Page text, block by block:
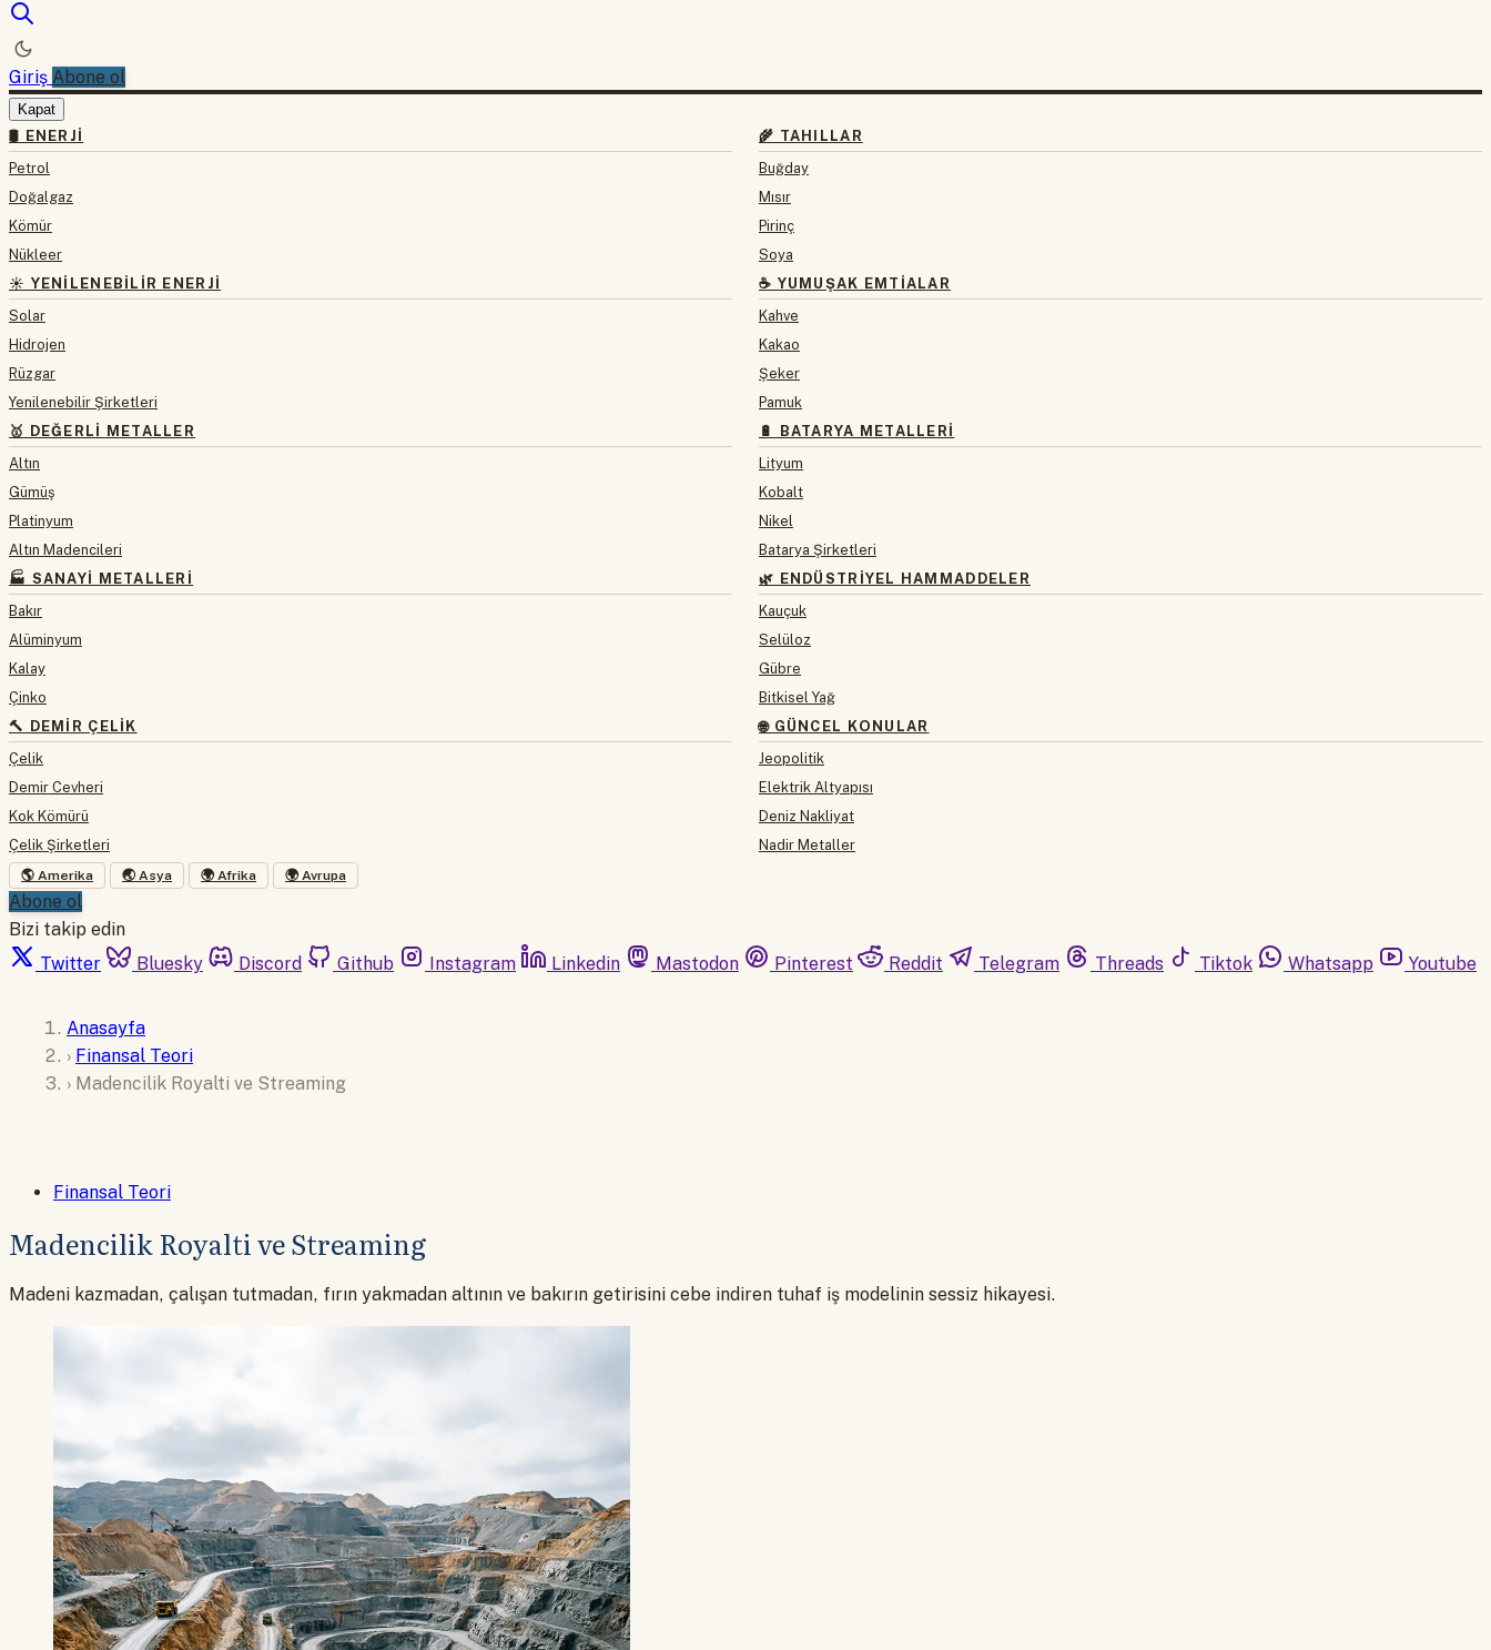
Giriş Abone ol
Kapat
🛢 ENERJI
Petrol
Doğalgaz
Kömür
Nükleer
☀️ YENILENEBILIR ENERJI
Solar
Hidrojen
Rüzgar
Yenilenebilir Şirketleri
🥇 DEĞERLI METALLER
Altın
Gümüş
Platinyum
Altın Madencileri
🏭 SANAYI METALLERI
Bakır
Alüminyum
Kalay
Çinko
🔨 DEMIR ÇELIK
Çelik
Demir Cevheri
Kok Kömürü
Çelik Şirketleri
🌾 TAHILLAR
Buğday
Mısır
Pirinç
Soya
☕ YUMUŞAK EMTIALAR
Kahve
Kakao
Şeker
Pamuk
🔋 BATARYA METALLERI
Lityum
Kobalt
Nikel
Batarya Şirketleri
🌿 ENDÜSTRIYEL HAMMADDELER
Kauçuk
Selüloz
Gübre
Bitkisel Yağ
🌐 GÜNCEL KONULAR
Jeopolitik
Elektrik Altyapısı
Deniz Nakliyat
Nadir Metaller
🌎 Amerika 🌏 Asya 🌍 Afrika 🌍 Avrupa
Abone ol
Bizi takip edin
Twitter
Bluesky Discord Github Instagram Linkedin Mastodon Pinterest Reddit Telegram Threads Tiktok Whatsapp Youtube
Anasayfa
› Finansal Teori
› Madencilik Royalti ve Streaming
Finansal Teori
Madencilik Royalti ve Streaming
Madeni kazmadan, çalışan tutmadan, fırın yakmadan altının ve bakırın getirisini cebe indiren tuhaf iş modelinin sessiz hikayesi.